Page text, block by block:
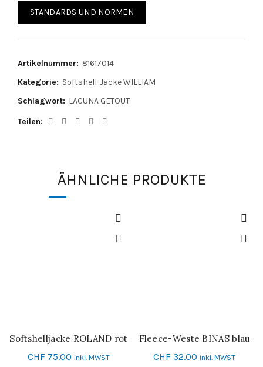
STANDARDS UND NORMEN
Artikelnummer: 81617014
Kategorie: Softshell-Jacke WILLIAM
Schlagwort: LACUNA GETOUT
Teilen
ÄHNLICHE PRODUKTE
SCHNELL-EINKAUF
Softshelljacke ROLAND rot
CHF 75.00 inkl. MWST
SCHNELL-EINKAUF
Fleece-Weste BINAS blau
CHF 32.00 inkl. MWST